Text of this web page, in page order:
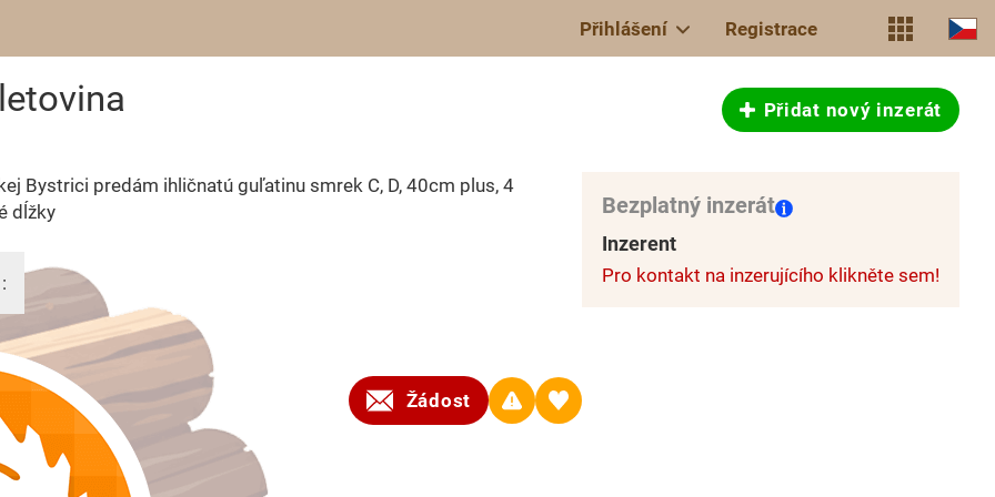
Přihlášení Registrace
Přidat nový inzerát
Bystrici predám ihličnatú guľatinu smrek C, D, 40cm plus, 4
dĺžky
Žádost
Bezplatný inzerát
Inzerent
Pro kontakt na inzerujícího klikněte sem!